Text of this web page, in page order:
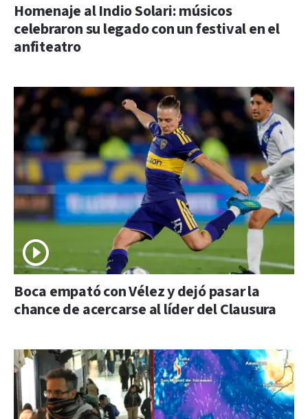
Homenaje al Indio Solari: músicos
celebraron su legado con un festival en el
anfiteatro
Boca empató con Vélez y dejó pasar la
chance de acercarse al líder del Clausura